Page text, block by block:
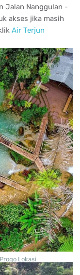
Jalan Nanggulan -
akses jika masih
Air Terjun
Lokasi